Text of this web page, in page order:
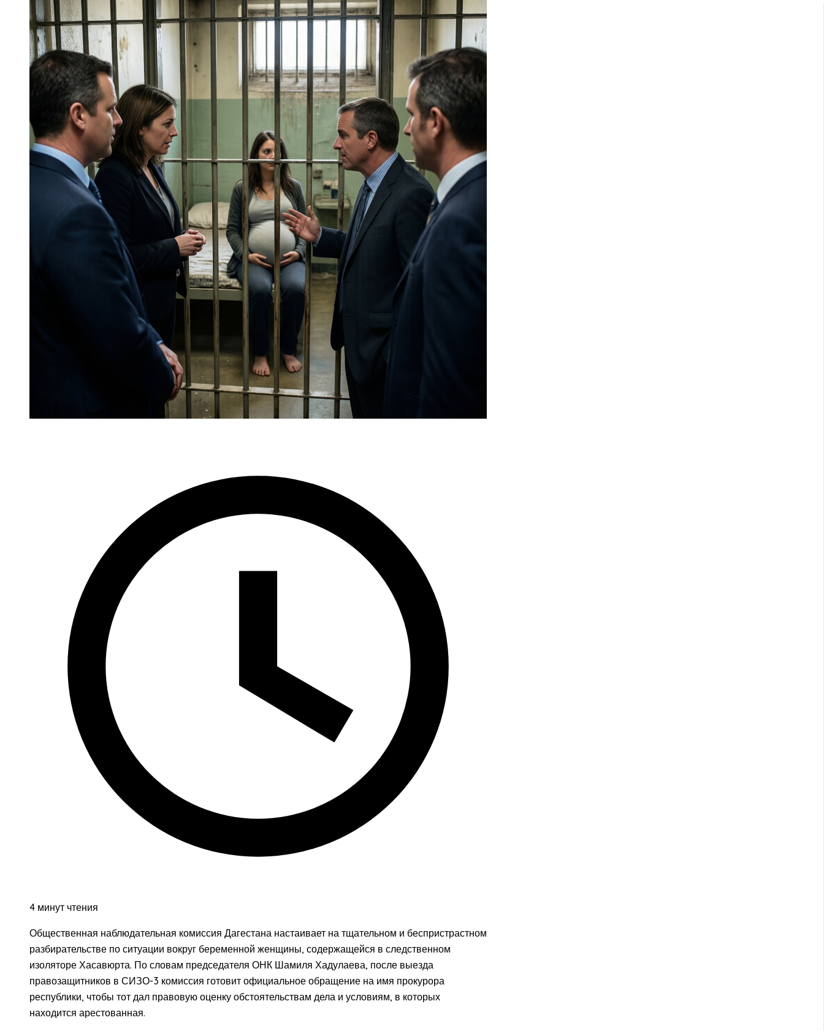
4 минут чтения
Общественная наблюдательная комиссия Дагестана настаивает на тщательном и беспристрастном
разбирательстве по ситуации вокруг беременной женщины, содержащейся в следственном
изоляторе Хасавюрта. По словам председателя ОНК Шамиля Хадулаева, после выезда
правозащитников в СИЗО-3 комиссия готовит официальное обращение на имя прокурора
республики, чтобы тот дал правовую оценку обстоятельствам дела и условиям, в которых
находится арестованная.